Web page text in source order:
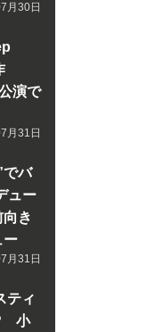
月30日
演で
月31日
でバ
ュー
き
ー
月31日
ティ
小